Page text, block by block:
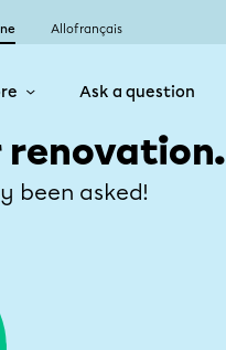
Allofrançais
Ask a question
renovation.
been asked!